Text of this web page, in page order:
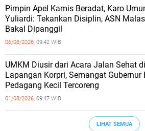
Pimpin Apel Kamis Beradat, Karo
Yuliardi: Tekankan Disiplin, ASN Malas
Bakal Dipanggil
06/08/2026, 09:42 WIB
UMKM Diusir dari Acara Jalan Sehat di
Lapangan Korpri, Semangat Gubernur
Pedagang Kecil Tercoreng
01/08/2026, 09:47 WIB
LIHAT SEMUA